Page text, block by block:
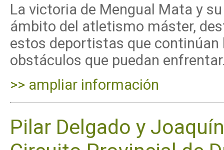
La victoria de Mengual Mata y
ámbito del atletismo máster,
estos deportistas que continúan
obstáculos que puedan
>> ampliar información
Pilar Delgado y